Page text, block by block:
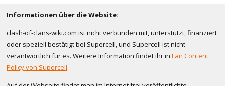
Informationen über die Website:
clash-of-clans-wiki.com ist nicht verbunden mit, unterstützt, finanziert
oder speziell bestätigt bei Supercell, und Supercell ist nicht
verantwortlich für es. Weitere Information findet ihr in Fan Content
Policy von Supercell.